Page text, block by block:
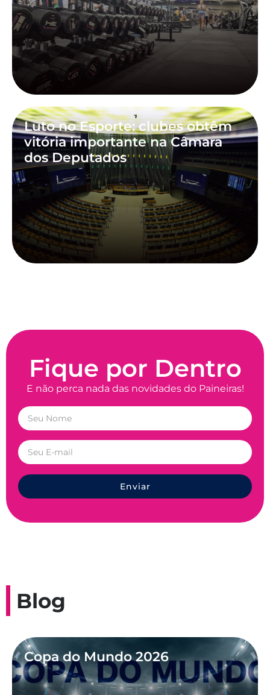
Luto no Esporte: clubes obtêm
vitória importante na Câmara
dos Deputados
Fique por Dentro
E não perca nada das novidades do Paineiras!
Enviar
Blog
Copa do Mundo 2026